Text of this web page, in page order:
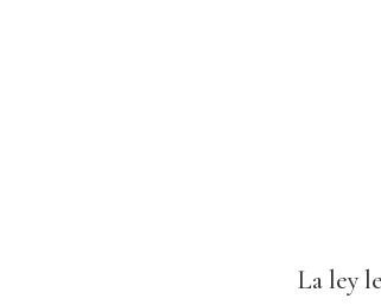
La ley